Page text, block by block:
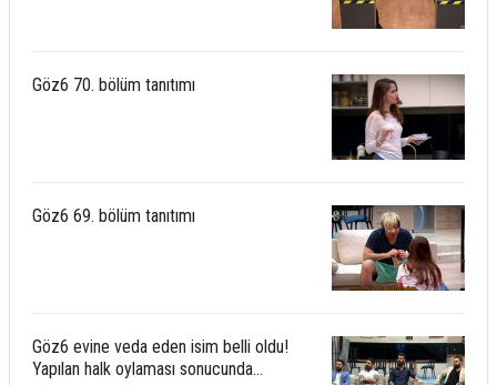
Göz6 70. bölüm tanıtımı
Göz6 69. bölüm tanıtımı
Göz6 evine veda eden isim belli oldu!
Yapılan halk oylaması sonucunda...